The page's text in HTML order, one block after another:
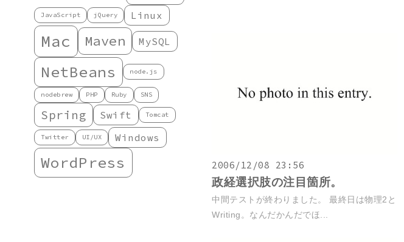
JavaScript jQuery Linux
Mac Maven MySQL
NetBeans node.js
nodebrew PHP Ruby SNS
Spring Swift Tomcat
Twitter UI/UX Windows
WordPress 2006/12/08 23:56
政経選択肢の注目箇所。
中間テストが終わりました。 最終日は物理2と
Writing。なんだかんだでほ...